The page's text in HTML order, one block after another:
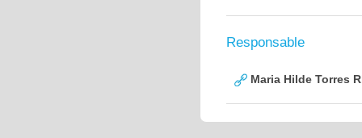
Responsable
Maria Hilde Torres